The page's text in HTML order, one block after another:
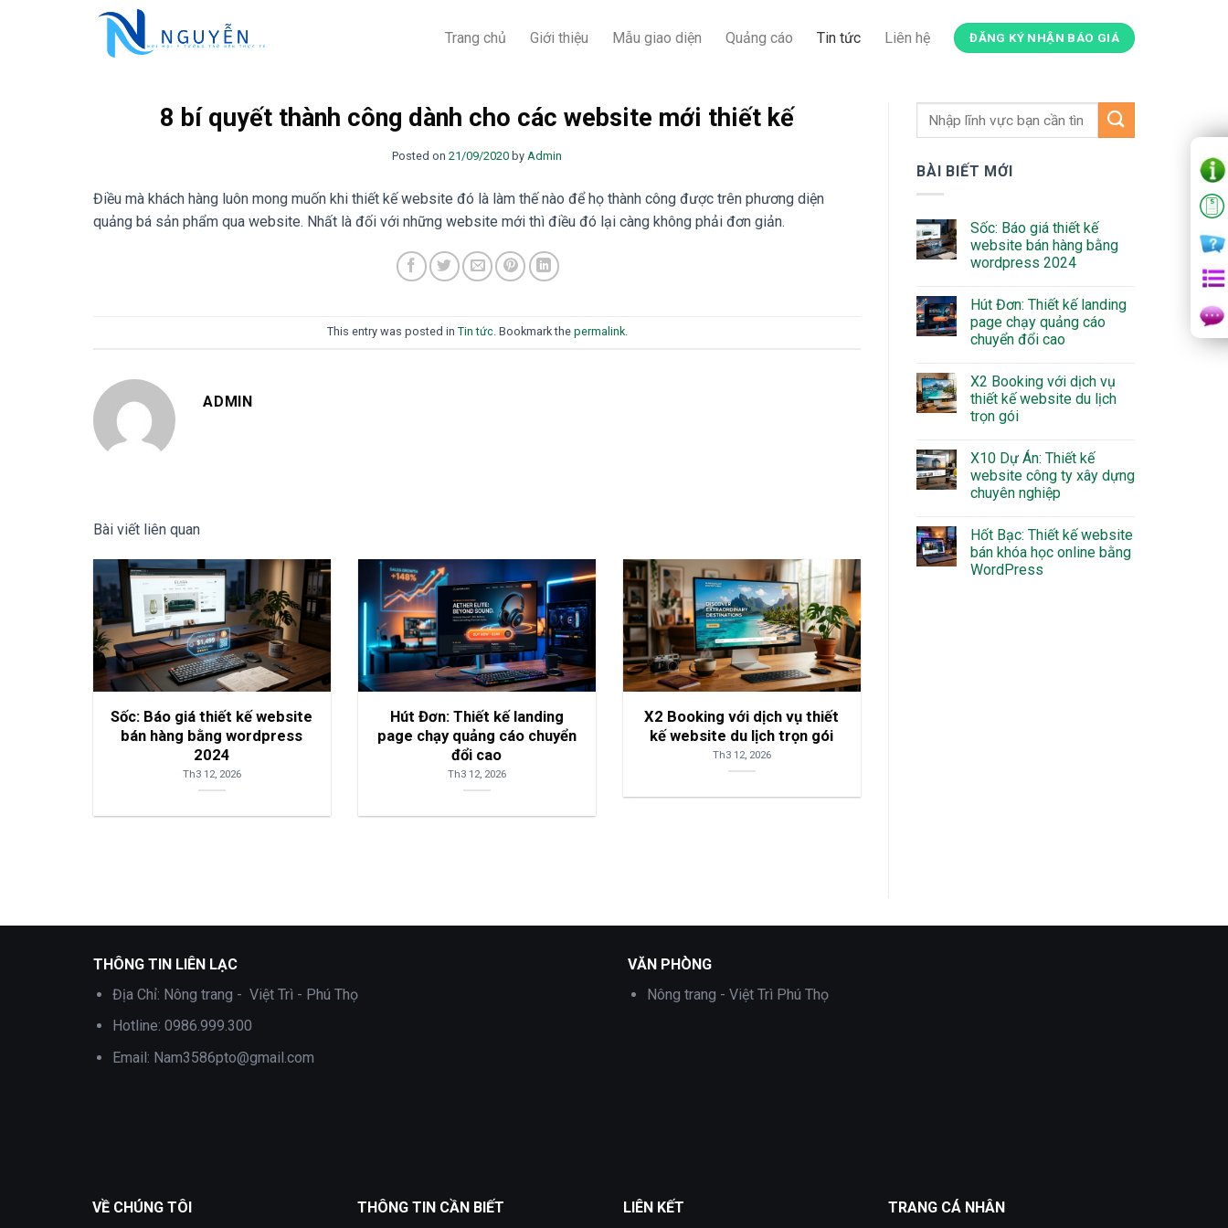
Trang chủ Giới thiệu Mẫu giao diện Quảng cáo Tin tức Liên hệ ĐĂNG KÝ NHẬN BÁO GIÁ
8 bí quyết thành công dành cho các website mới thiết kế
Posted on 21/09/2020 by Admin
Điều mà khách hàng luôn mong muốn khi thiết kế website đó là làm thế nào để họ thành công được trên phương diện
quảng bá sản phẩm qua website. Nhất là đối với những website mới thì điều đó lại càng không phải đơn giản.
This entry was posted in Tin tức. Bookmark the permalink.
ADMIN
Bài viết liên quan
Sốc: Báo giá thiết kế website
bán hàng bằng wordpress
2024
Th3 12, 2026
Hút Đơn: Thiết kế landing
page chạy quảng cáo chuyển
đổi cao
Th3 12, 2026
X2 Booking với dịch vụ thiết
kế website du lịch trọn gói
Th3 12, 2026
BÀI BIẾT MỚI
Sốc: Báo giá thiết kế
website bán hàng bằng
wordpress 2024
Hút Đơn: Thiết kế landing
page chạy quảng cáo
chuyển đổi cao
X2 Booking với dịch vụ
thiết kế website du lịch
trọn gói
X10 Dự Án: Thiết kế
website công ty xây dựng
chuyên nghiệp
Hốt Bạc: Thiết kế website
bán khóa học online bằng
WordPress
THÔNG TIN LIÊN LẠC
Địa Chỉ: Nông trang - Việt Trì - Phú Thọ
Hotline: 0986.999.300
Email: Nam3586pto@gmail.com
VĂN PHÒNG
Nông trang - Việt Trì Phú Thọ
VỀ CHÚNG TÔI THÔNG TIN CẦN BIẾT LIÊN KẾT TRANG CÁ NHÂN